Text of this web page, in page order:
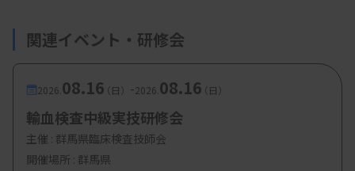
【参加費・定員など】
・参加費：会員 無料、非会員 5000円
関連イベント・研修会
2026. 08.16（日） -2026. 08.16（日）
輸血検査中級実技研修会
主催 : 群馬県臨床検査技師会
開催場所 : 群馬県